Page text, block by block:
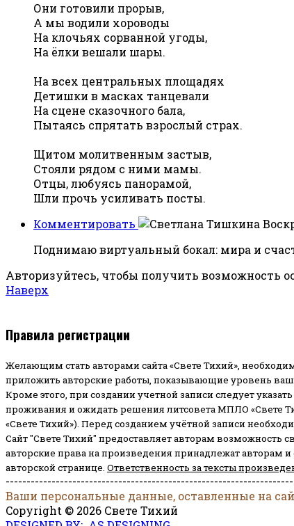
Они готовили прорыв,
А мы водили хороводы
На клочьях сорванной угоды,
На ёлки вешали шары.
На всех центральных площадях
Детишки в масках танцевали
На сцене сказочного бала,
Пытаясь спрятать взрослый страх.
Щитом молитвенным застыв,
Стояли рядом с ними мамы.
Отцы, любуясь панорамой,
Шли прочь усиливать посты.
Комментировать
Поднимаю виртуальный бокал: мира и
Авторизуйтесь, чтобы получить возможность
Наверх
Правила регистрации
Желающим стать авторами сайта «Свете Тихий»,
приложить авторские работы, показывающие уровень
Кроме этого, при создании учетной записи следует
проживания и ожидать решения литсовета МПЛО «Свете
«Свете Тихий»). Перед созданием учётной записи
Сайт "Свете Тихий" предоставляет авторам возможность
авторские права на произведения принадлежат авторам
авторской странице. Ответственность за тексты
Ваши персональные данные, оставленные на
Copyright © 2026 Свете Тихий